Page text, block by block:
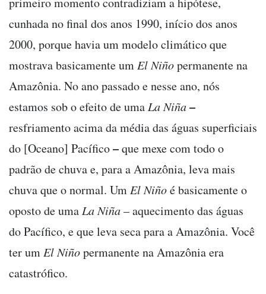
cunhada no final dos anos 1990, início dos anos
2000, porque havia um modelo climático que
mostrava basicamente um El Niñopermanente na
Amazônia. No ano passado e nesse ano, nós
estamos sob o efeito de uma La Niña–
resfriamento acima da média das águas superficiais
do [Oceano] Pacífico–que mexe com todo o
padrão de chuva e, para a Amazônia, leva mais
chuva que o normal. Um El Niñoé basicamente o
oposto de uma La Niña– aquecimento das águas
do Pacífico, e que leva seca para a Amazônia. Você
ter um El Niñopermanente na Amazônia era
catastrófico.